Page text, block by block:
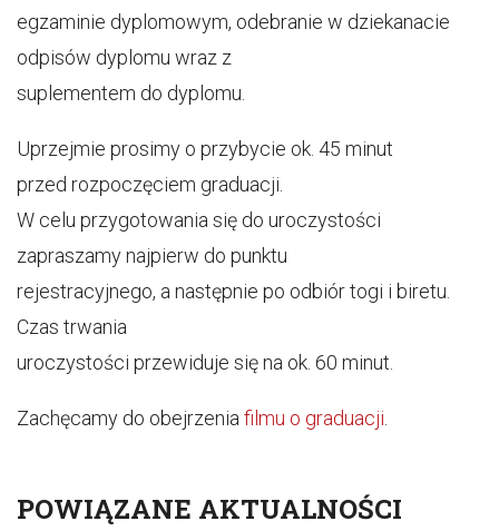
egzaminie dyplomowym, odebranie w dziekanacie
odpisów dyplomu wraz z
suplementem do dyplomu.
Uprzejmie prosimy o przybycie ok. 45 minut
przed rozpoczęciem graduacji.
W celu przygotowania się do uroczystości
zapraszamy najpierw do punktu
rejestracyjnego, a następnie po odbiór togi i biretu.
Czas trwania
uroczystości przewiduje się na ok. 60 minut.
Zachęcamy do obejrzeniafilmu o graduacji.
POWIĄZANE AKTUALNOŚCI